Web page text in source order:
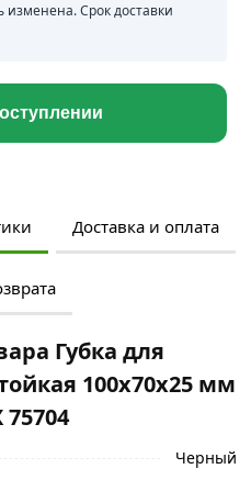
Срок доставки
Доставка и оплата
Губка для
100х70х25 мм
75704
Черный